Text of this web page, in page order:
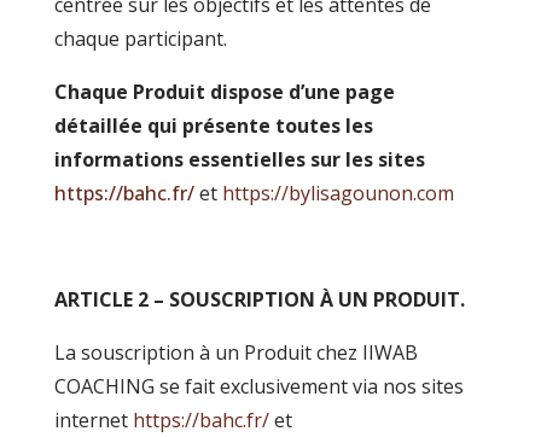
chaque participant.
Chaque Produit dispose d’une page
détaillée qui présente toutes les
informations essentielles sur les sites
https://bahc.fr/et https://bylisagounon.com
ARTICLE 2 – SOUSCRIPTION À UN PRODUIT.
La souscription à un Produit chez IIWAB
COACHING se fait exclusivement via nos sites
internet https://bahc.fr/et